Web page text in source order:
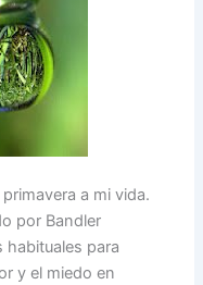
a mi vida.
por Bandler
para
y el miedo en